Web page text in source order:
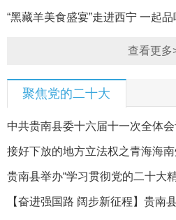
有机农畜产品输出地建设掠影
“黑藏羊美食盛宴”走进西宁 一起
查看更多
聚焦党的二十大
中共贵南县委十六届十一次全体
接好下放的地方立法权之青海海
善治赋能海南州经济社会高质量
贵南县举办“学习贯彻党的二十大
民族共同体意识”庆“六一”才艺展
【奋进强国路 阔步新征程】贵南